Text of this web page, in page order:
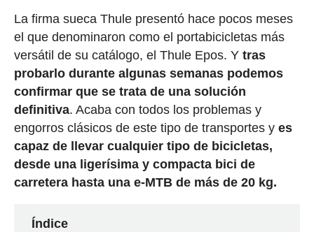
La firma sueca Thule presentó hace pocos meses
el que denominaron como el portabicicletas más
versátil de su catálogo, el Thule Epos. Y tras
probarlo durante algunas semanas podemos
confirmar que se trata de una solución
definitiva. Acaba con todos los problemas y
engorros clásicos de este tipo de transportes y es
capaz de llevar cualquier tipo de bicicletas,
desde una ligerísima y compacta bici de
carretera hasta una e-MTB de más de 20 kg.
Índice